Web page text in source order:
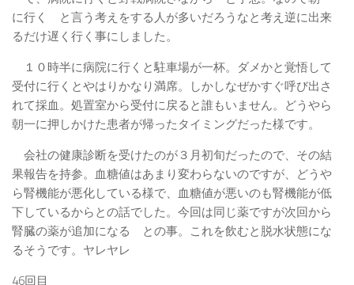
に行く と言う考えをする人が多いだろうなと考え逆に出来
るだけ遅く行く事にしました。
１０時半に病院に行くと駐車場が一杯。ダメかと覚悟して
受付に行くとやはりかなり満席。しかしなぜかすぐ呼び出さ
れて採血。処置室から受付に戻ると誰もいません。どうやら
朝一に押しかけた患者が帰ったタイミングだった様です。
会社の健康診断を受けたのが３月初旬だったので、その結
果報告を持参。血糖値はあまり変わらないのですが、どうや
ら腎機能が悪化している様で、血糖値が悪いのも腎機能が低
下しているからとの話でした。今回は同じ薬ですが次回から
腎臓の薬が追加になる との事。これを飲むと脱水状態にな
るそうです。ヤレヤレ
46回目